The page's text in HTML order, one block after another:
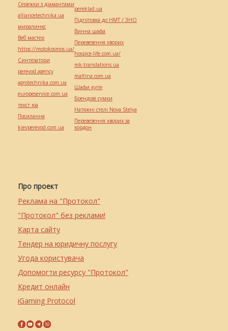
Про проект
Реклама на "Протокол"
"Протокол" без реклами!
Карта сайту
Тендер на юридичну послугу
Угода користувача
Допомогти ресурсу "Протокол"
Кредит онлайн
iGaming Protocol
Сережки з діамантами
alliancetechnika.ua
миралинкс
Веб мастер
https://motokosmos.ua/
Синтезатори
perevod.agency
agrotechnika.com.ua
europeservice.com.ua
текст юа
Посилання
kievperevod.com.ua
pereklad.ua
Підготовка до НМТ / ЗНО
Винна шафа
Перевезення хворих
hospice-life.com.ua/
mk-translations.ua
maltina.com.ua
Шафи купе
Брендові сумки
Натяжні стелі Nova Stelya
Перевезення хворих за
кордон